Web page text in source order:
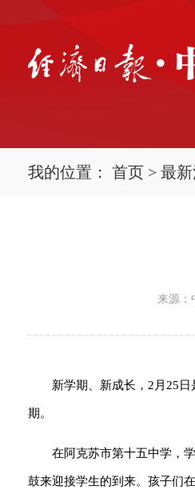
我的位置： 首页 > 最
来源：
新学期、新成长，2月25
期。
在阿克苏市第十五中学，
鼓来迎接学生的到来。孩子们